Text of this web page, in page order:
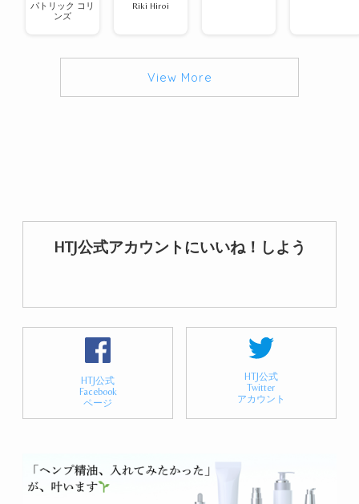
パトリック コリ
ンズ
Riki Hiroi
View More
HTJ公式アカウントにいいね！しよう
HTJ公式
Facebook
ページ
HTJ公式
Twitter
アカウント